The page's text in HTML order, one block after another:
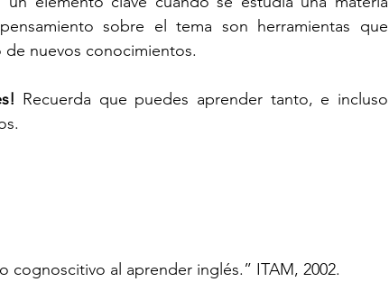
sobre el tema son herramientas que
de nuevos conocimientos.
Recuerda que puedes aprender tanto, e incluso
cognoscitivo al aprender inglés.” ITAM, 2002.